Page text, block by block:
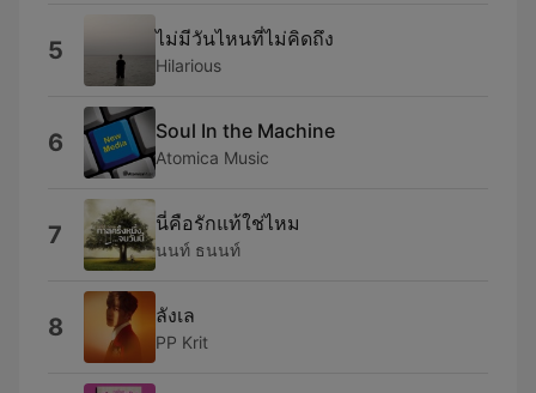
5 ไม่มีวันไหนที่ไม่คิดถึง
Hilarious
6 Soul In the Machine
Atomica Music
7 นี่คือรักแท้ใช่ไหม
นนท์ ธนนท์
8 ลังเล
PP Krit